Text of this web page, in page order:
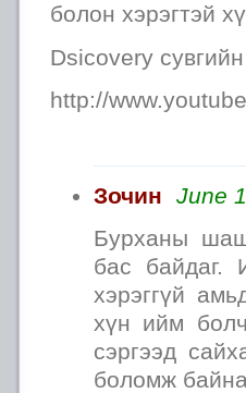
болон хэрэгтэй
Dsicovery
http://
Зочин
June
Бурханы
бас байдаг.
хэрэггүй
хүн ийм
сэргээд
боломж